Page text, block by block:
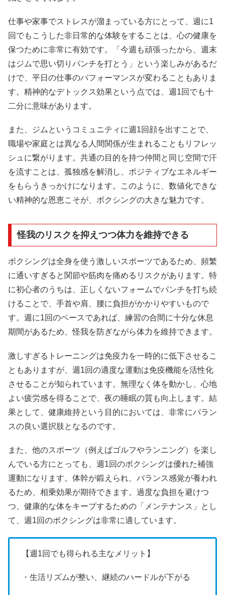
仕事や家事でストレスが溜まっている方にとって、週に1
回でもこうした非日常的な体験をすることは、心の健康を
保つために非常に有効です。「今週も頑張ったから、週末
はジムで思い切りパンチを打とう」という楽しみがあるだ
けで、平日の仕事のパフォーマンスが変わることもありま
す。精神的なデトックス効果という点では、週1回でも十
二分に意味があります。
また、ジムというコミュニティに週1回顔を出すことで、
職場や家庭とは異なる人間関係が生まれることもリフレッ
シュに繋がります。共通の目的を持つ仲間と同じ空間で汗
を流すことは、孤独感を解消し、ポジティブなエネルギー
をもらうきっかけになります。このように、数値化できな
い精神的な恩恵こそが、ボクシングの大きな魅力です。
怪我のリスクを抑えつつ体力を維持できる
ボクシングは全身を使う激しいスポーツであるため、頻繁
に通いすぎると関節や筋肉を痛めるリスクがあります。特
に初心者のうちは、正しくないフォームでパンチを打ち続
けることで、手首や肩、腰に負担がかかりやすいもので
す。週に1回のペースであれば、練習の合間に十分な休息
期間があるため、怪我を防ぎながら体力を維持できます。
激しすぎるトレーニングは免疫力を一時的に低下させるこ
ともありますが、週1回の適度な運動は免疫機能を活性化
させることが知られています。無理なく体を動かし、心地
よい疲労感を得ることで、夜の睡眠の質も向上します。結
果として、健康維持という目的においては、非常にバラン
スの良い選択肢となるのです。
また、他のスポーツ（例えばゴルフやランニング）を楽し
んでいる方にとっても、週1回のボクシングは優れた補強
運動になります。体幹が鍛えられ、バランス感覚が養われ
るため、相乗効果が期待できます。過度な負担を避けつ
つ、健康的な体をキープするための「メンテナンス」とし
て、週1回のボクシングは非常に適しています。
【週1回でも得られる主なメリット】
・生活リズムが整い、継続のハードルが下がる